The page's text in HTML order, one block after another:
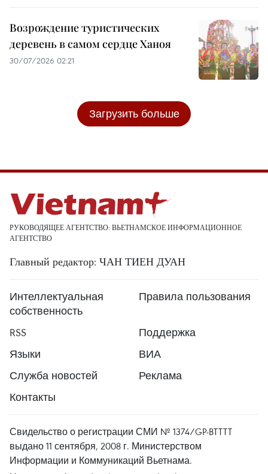
Возрождение туристических
деревень в самом сердце Ханоя
30/07/2026 02:21
Загрузить больше
РУКОВОДЯЩЕЕ АГЕНТСТВО: ВЬЕТНАМСКОЕ ИНФОРМАЦИОННОЕ
АГЕНТСТВО
Главный редактор: ЧАН ТИЕН ДУАН
Интеллектуальная
собственность
Правила пользования
RSS
Поддержка
Языки
ВИА
Служба новостей
Реклама
Контакты
Свидельство о регистрации СМИ № 1374/GP-BTTTT
выдано 11 сентября, 2008 г. Министерством
Информации и Коммуникаций Вьетнама.